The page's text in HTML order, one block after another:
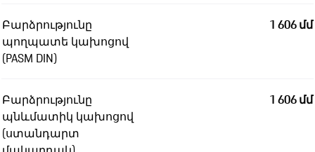
Բարձրությունը
պողպատե կախոցով
(PASM DIN)
1 606 մմ
Բարձրությունը
պնևմատիկ կախոցով
(ստանդարտ
1 606 մմ